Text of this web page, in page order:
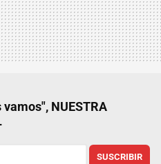
vamos", NUESTRA
SUSCRIBIR